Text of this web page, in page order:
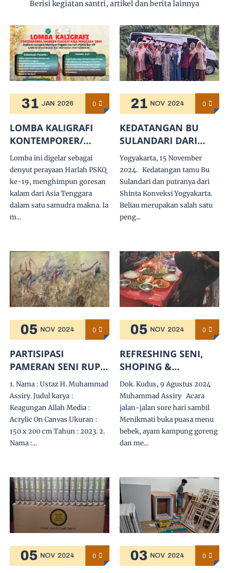
Berisi kegiatan santri, artikel dan berita lainnya
31 JAN 2026 0
LOMBA KALIGRAFI
KONTEMPORER/
MODERN TINGKAT
ASIA TENGGARA 2026
Lomba ini digelar sebagai
denyut perayaan Harlah PSKQ
ke-19, menghimpun goresan
kalam dari Asia Tenggara
dalam satu samudra makna. Ia
m...
21 NOV 2024 0
KEDATANGAN BU
SULANDARI DARI
SHINTA KONVEKSI
YOGYAKARTA
Yogyakarta, 15 November
2024. Kedatangan tamu Bu
Sulandari dan putranya dari
Shinta Konveksi Yogyakarta.
Beliau merupakan salah satu
peng...
05 NOV 2024 0
PARTISIPASI
PAMERAN SENI RUPA
" TEMU DHULUR"
PANTAI BANDENGAN
JEPARA (10-18
AGUSTUS 2024)
1. Nama : Ustaz H. Muhammad
Assiry. Judul karya :
Keagungan Allah Media :
Acrylic On Canvas Ukuran :
150 x 200 cm Tahun : 2023. 2.
Nama :...
05 NOV 2024 0
REFRESHING SENI,
SHOPING &
KULINERAN DI
KUDUS BERSAMA
SANTRI PSKQ
MODERN DARI
MALAYSIA.
Dok. Kudus, 9 Agustus 2024
Muhammad Assiry Acara
jalan-jalan sore hari sambil
Menikmati buka puasa menu
bebek, ayam kampung goreng
dan me...
05 NOV 2024 0 03 NOV 2024 0